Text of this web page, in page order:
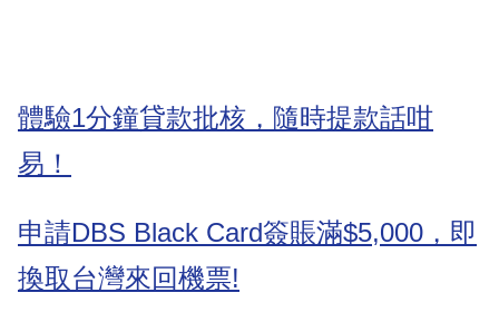
體驗1分鐘貸款批核，隨時提款話咁
易！
申請DBS Black Card簽賬滿$5,000，即
換取台灣來回機票!